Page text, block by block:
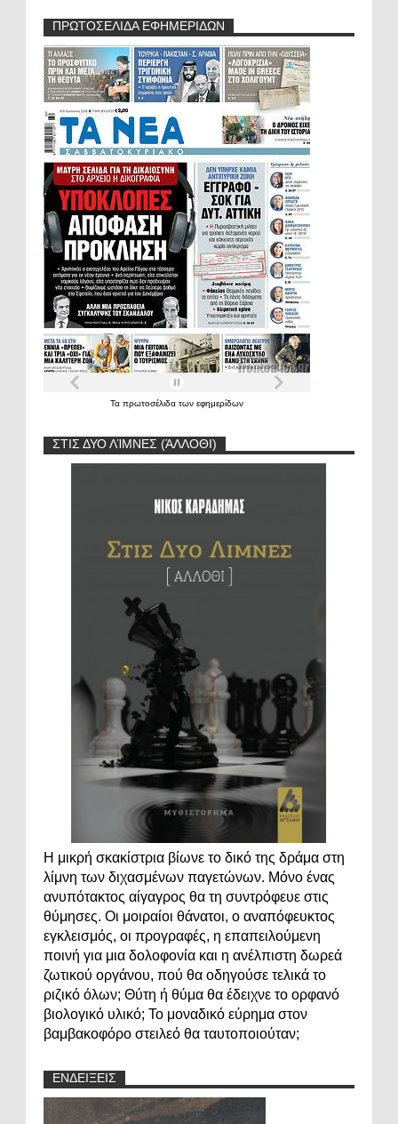
ΠΡΩΤΟΣΕΛΙΔΑ ΕΦΗΜΕΡΙΔΩΝ
Τα πρωτοσέλιδα των εφημερίδων
ΣΤΙΣ ΔΥΟ ΛΊΜΝΕΣ (ΆΛΛΟΘΙ)
Η μικρή σκακίστρια βίωνε το δικό της δράμα στη
λίμνη των διχασμένων παγετώνων. Μόνο ένας
ανυπότακτος αίγαγρος θα τη συντρόφευε στις
θύμησες. Οι μοιραίοι θάνατοι, ο αναπόφευκτος
εγκλεισμός, οι προγραφές, η επαπειλούμενη
ποινή για μια δολοφονία και η ανέλπιστη δωρεά
ζωτικού οργάνου, πού θα οδηγούσε τελικά το
ριζικό όλων; Θύτη ή θύμα θα έδειχνε το ορφανό
βιολογικό υλικό; Το μοναδικό εύρημα στον
βαμβακοφόρο στειλεό θα ταυτοποιούταν;
ΕΝΔΕΙΞΕΙΣ